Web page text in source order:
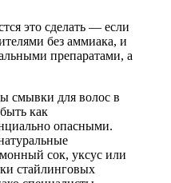
это сделать — если
без аммиака, и
препаратами, а
смывки для волос в
как
опасными.
сок, уксус или
стайлинговых